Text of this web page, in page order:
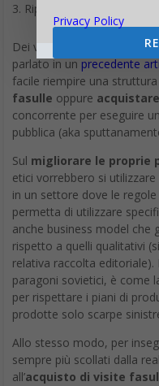
Riprova sociale.
Dei vari attacchi Black Hat
parlato in un precedente
facile riempire una
fasulle oppure
concorrente per eseguire
pubblica (aka
Sul migliorare le proprie
etici vorrebbero si
in un settore dove le
permetta di utilizzare
anche business model che
rispetto a quelli qualitativi
relativa raccolta
paragoni sovietici, è come
per rispettare i piani di
prodotte solo scarpe
Allo stesso modo, per
sempre più scollati dalla
all’acquisto di visite
Privacy Policy